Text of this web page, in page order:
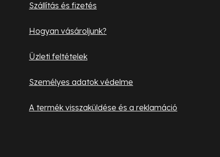
Szállítás és fizetés
Hogyan vásároljunk?
Üzleti feltételek
Személyes adatok védelme
A termék visszaküldése és a reklamáció